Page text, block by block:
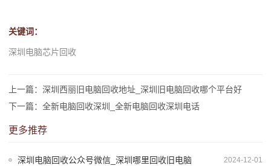
关键词：
深圳电脑芯片回收
上一篇：深圳西丽旧电脑回收地址_深圳旧电脑回收哪个平台好
下一篇：全新电脑回收深圳_全新电脑回收深圳电话
更多推荐
2024-12-01
深圳电脑回收公众号微信_深圳哪里回收旧电脑